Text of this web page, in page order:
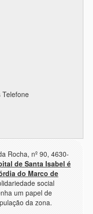
Telefone
Rocha, nº 90, 4630-
de Santa Isabel é
do Marco de
social
um papel de
da zona.